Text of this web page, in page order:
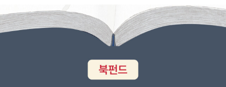
화에 가깝다. 하지만 어린이들이 읽는 이야기라고 치부하기엔 톨킨이
담고 있는 메세지는 상당히 묵직하다. 모험을 밝고 유쾌하게 그려내
고 있어서 그렇지, <호빗>이 전하는 메세지의 무게는 <반지의 제왕>
에 절대 뒤지지 않는다. 어느 작품이 더 좋은가는 어디까지나 취향의
차이일 뿐. 톨킨의 언어를 좀더 느끼고 싶어 원서로 읽었다. 언어학자
였던 톨킨답게, 사용하는 언어도 왜 그리 다양한지. 까마귀(Crow)와
장의 힘이랄까.ㅎㅎ윤제균 감독은 전반적으로 뻔한, 그럼에도 눈물이
나오게 만드는 연출을 곧잘 한다. 세간의 평가처럼 독재자 시대의 명
암을 미화했다는 평가보다는, 그 시절 정말 고생 많이 하셨던 우리 부
모님 세대분들의 보수화, 아니 극우화에 서러움이 느껴지는 영화였
다. 이 작품에 출연한 모든 배우와 스텝 모두가 표준근로계약서를 썼
감, 어린 코제트까지는 기억이 나도 프랑스 혁명이라는 장엄한 배경
은 전혀 떠오르지 않는다. 어쩌면 다 생략되어 아예 소개되지 않았을
수도 있다. 이 영화가 개봉한다는 소식에 여름에 책을 장만했는데 아
도 소화하고서 시작해야겠다고 미루다보니 영화도 이미 보았고, 해도
>1982년에 출간된 영국의 '국민 동화'이자 전세계에서 고루 사랑받
는 아동문학 작가 마이클 모퍼고의 소설 <조이>가 스필버그에 의해
영화화되었다. 말과 인간의 감동적인 우정을 그려낸 드라마이자 1차
국립극단의 연극으로 공연되었고 최근 브로드웨이 뮤지컬로도 제작
되어 큰 호응을 불러일으킨 바 있다. 미국에서는 2011년 크리스마스